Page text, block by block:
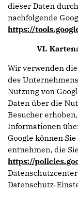
dieser Daten
nachfolgende
https://
VI.
Wir verwenden
des
Nutzung von
Daten über die
Besucher
Informationen
Google können
entnehmen, die
https://
Datenschutz-